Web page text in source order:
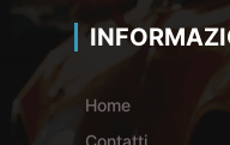
Home